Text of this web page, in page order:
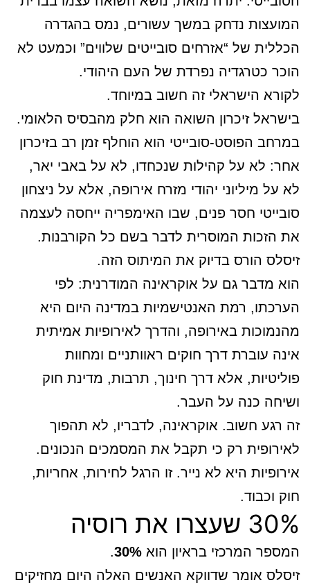
המועצות נדחק במשך עשורים, נמס בהגדרה
הכללית של “אזרחים סובייטים שלווים” וכמעט לא
הוכר כטרגדיה נפרדת של העם היהודי.
לקורא הישראלי זה חשוב במיוחד.
בישראל זיכרון השואה הוא חלק מהבסיס הלאומי.
במרחב הפוסט-סובייטי הוא הוחלף זמן רב בזיכרון
אחר: לא על קהילות שנכחדו, לא על באבי יאר,
לא על מיליוני יהודי מזרח אירופה, אלא על ניצחון
סובייטי חסר פנים, שבו האימפריה ייחסה לעצמה
את הזכות המוסרית לדבר בשם כל הקורבנות.
זיסלס הורס בדיוק את המיתוס הזה.
הוא מדבר גם על אוקראינה המודרנית: לפי
הערכתו, רמת האנטישמיות במדינה היום היא
מהנמוכות באירופה, והדרך לאירופיות אמיתית
אינה עוברת דרך חוקים ראוותניים ומחוות
פוליטיות, אלא דרך חינוך, תרבות, מדינת חוק
ושיחה כנה על העבר.
זה רגע חשוב. אוקראינה, לדבריו, לא תהפוך
לאירופית רק כי תקבל את המסמכים הנכונים.
אירופיות היא לא נייר. זו הרגל לחירות, אחריות,
חוק וכבוד.
30% שעצרו את רוסיה
המספר המרכזי בראיון הוא 30%
.
זיסלס אומר שדווקא האנשים האלה היום מחזיקים